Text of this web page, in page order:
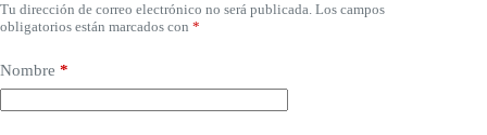
Tu dirección de correo electrónico no será publicada. Los campos
obligatorios están marcados con *
Nombre *